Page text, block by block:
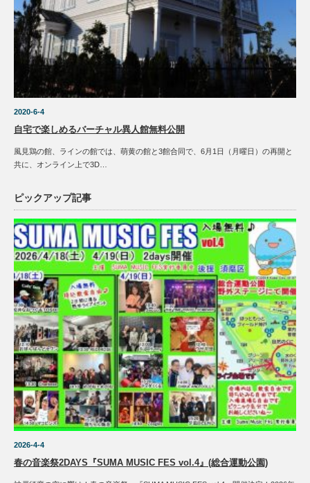
2020-6-4
自宅で楽しめるバーチャル異人館無料公開
風見鶏の館、ラインの館では、萌黄の館と3館合同で、6月1日（月曜日）の再開と
共に、オンライン上で3D…
ピックアップ記事
2026-4-4
春の音楽祭2DAYS『SUMA MUSIC FES vol.4』(総合運動公園)